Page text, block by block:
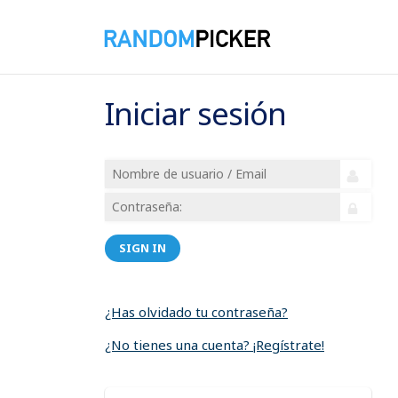
Iniciar sesión
SIGN IN
¿Has olvidado tu contraseña?
¿No tienes una cuenta? ¡Regístrate!